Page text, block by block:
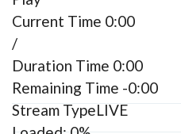
Current Time 0:00
/
Duration Time 0:00
Remaining Time -0:00
Stream TypeLIVE